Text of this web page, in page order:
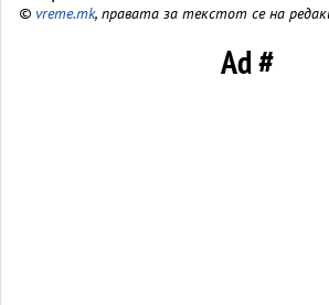
© vreme.mk, правата за текстот се на
Ad #